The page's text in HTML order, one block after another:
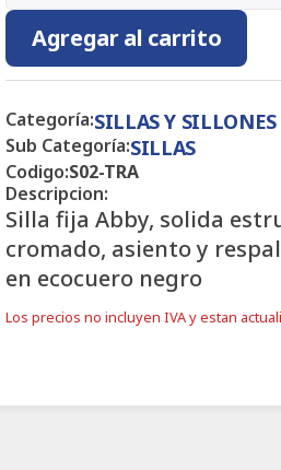
Agregar al carrito
Categoría:SILLAS Y SILLONES
Sub Categoría:SILLAS
Codigo:S02-TRA
Descripcion:
Silla fija Abby, solida
cromado, asiento y
en ecocuero negro
Los precios no incluyen IVA y estan